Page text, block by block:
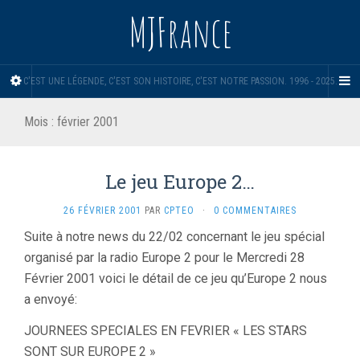
MJFrance
C'EST UNE LÉGENDE, C'EST SON HISTOIRE, C'EST NOTRE PASSION. 1996 - 2025.
Mois : février 2001
Le jeu Europe 2…
26 FÉVRIER 2001 PAR CPTEO · 0 COMMENTAIRES
Suite à notre news du 22/02 concernant le jeu spécial
organisé par la radio Europe 2 pour le Mercredi 28
Février 2001 voici le détail de ce jeu qu’Europe 2 nous
a envoyé:
JOURNEES SPECIALES EN FEVRIER « LES STARS
SONT SUR EUROPE 2 »